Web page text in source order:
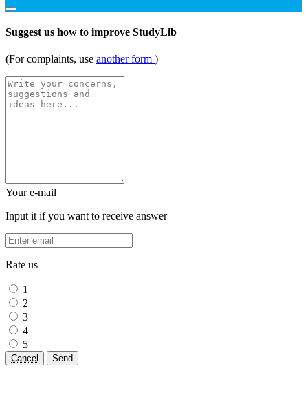
Suggest us how to improve StudyLib
(For complaints, use another form )
Your e-mail
Input it if you want to receive answer
Rate us
1
2
3
4
5
Cancel Send